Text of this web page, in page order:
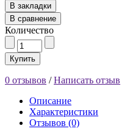
В закладки
В сравнение
Количество
Купить
0 отзывов /Написать отзыв
Описание
Характеристики
Отзывов (0)